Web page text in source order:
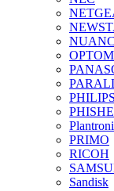
PHILIPS
PRIMO
RICOH
Sandisk